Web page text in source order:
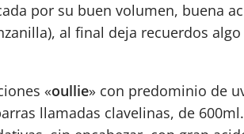
por su buen volumen, buena
al final deja recuerdos
«oullie» con predominio de
llamadas clavelinas, de